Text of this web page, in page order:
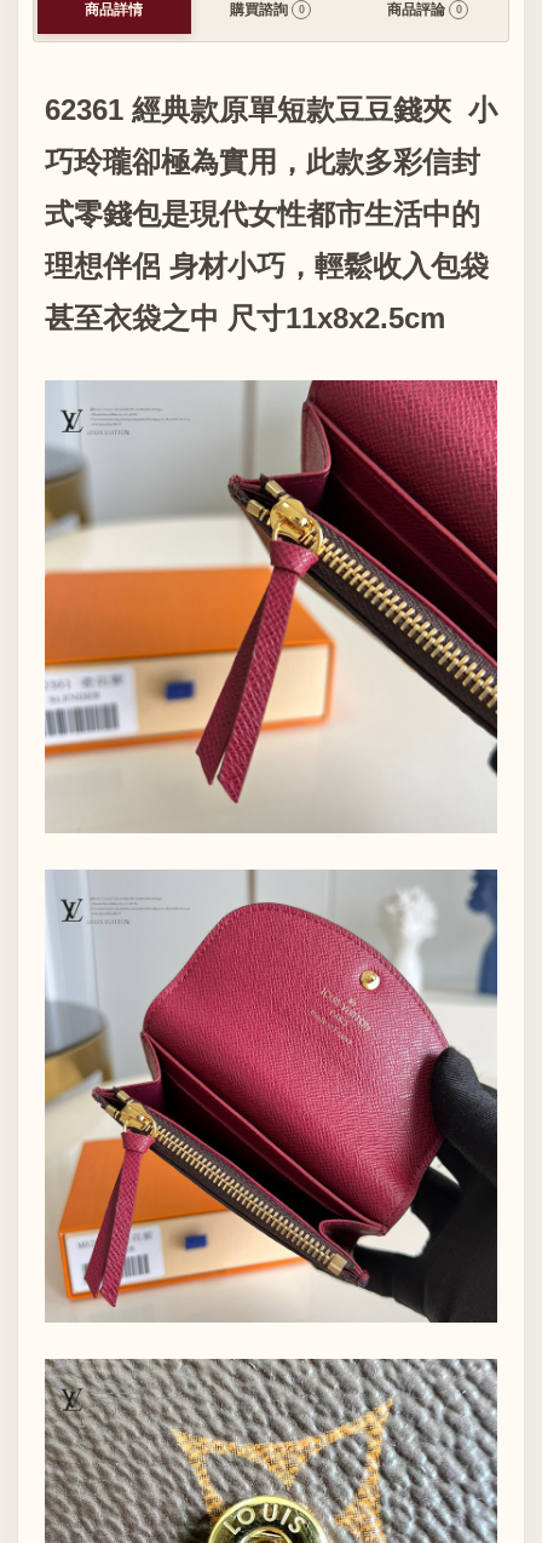
商品詳情 購買諮詢 0 商品評論 0
62361 經典款原單短款豆豆錢夾 小
巧玲瓏卻極為實用，此款多彩信封
式零錢包是現代女性都市生活中的
理想伴侶 身材小巧，輕鬆收入包袋
甚至衣袋之中 尺寸11x8x2.5cm